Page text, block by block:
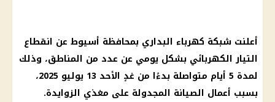
أعلنت شبكة كهرباء البداري بمحافظة أسيوط عن انقطاع
التيار الكهربائي بشكل يومي عن عدد من المناطق، وذلك
لمدة 5 أيام متواصلة بدءًا من غدٍ الأحد 13
يوليو 2025
،
بسبب أعمال الصيانة المجدولة على مغذي الزوايدة.